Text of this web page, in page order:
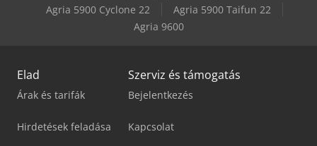
Agria 5900 Cyclone 22
Agria 5900 Taifun 22
Agria 9600
Elad
Árak és tarifák
Hirdetések feladása
Szerviz és támogatás
Bejelentkezés
Kapcsolat